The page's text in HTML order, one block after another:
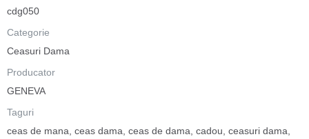
cdg050
Categorie
Ceasuri Dama
Producator
GENEVA
Taguri
ceas de mana ceas dama ceas de dama cadou ceasuri dama